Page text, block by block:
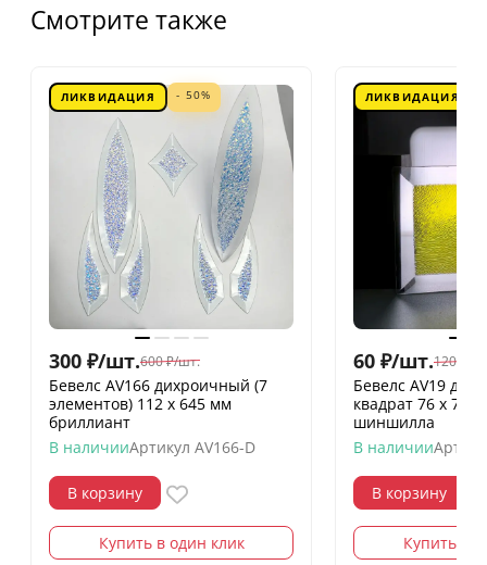
Смотрите также
ЛИКВИДАЦИЯ - 50%
300 ₽/шт.600 ₽/шт.
Бевелс AV166 дихроичный (7
элементов) 112 х 645 мм
бриллиант
В наличииАртикул AV166-D
В корзину
Купить в один клик
ЛИКВИДАЦИЯ
60 ₽/шт.120
Бевелс AV19
квадрат 76 х 76
шиншилла
В наличии
В корзину
Купить в